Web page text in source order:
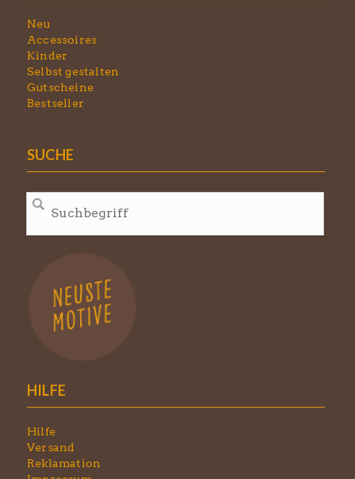
Neu
Accessoires
Kinder
Selbst gestalten
Gutscheine
Bestseller
SUCHE
HILFE
Hilfe
Versand
Reklamation